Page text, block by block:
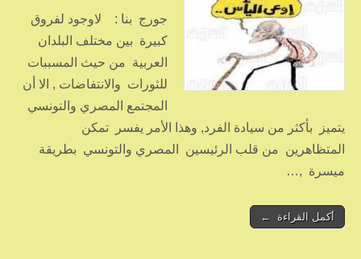
جورج بنا : لاوجود لفروق
كبيرة بين مختلف البلدان
العربية من حيث المسببات
للثورات والانتفاضات , الا أن
المجتمع المصري والتونسي
يتميز بأكثر من سيادة الفرد, وهذا الأمر يفسر تمكن
المتظاهرين من قلب الرئيسين المصري والتونسي بطريقة
ميسرة ,…
أكمل القراءة ←